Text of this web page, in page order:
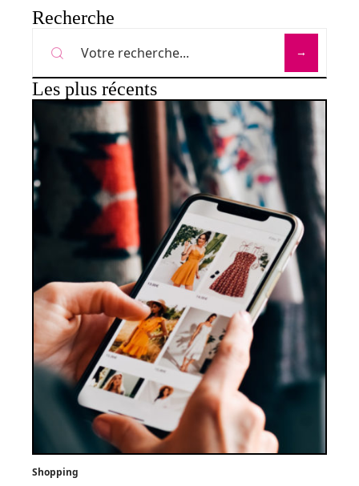
Recherche
Les plus récents
Shopping